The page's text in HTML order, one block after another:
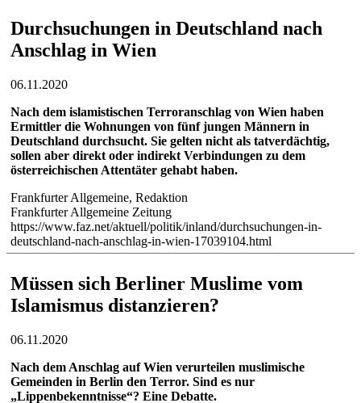
Durchsuchungen in Deutschland nach
Anschlag in Wien
06.11.2020
Nach dem islamistischen Terroranschlag von Wien haben
Ermittler die Wohnungen von fünf jungen Männern in
Deutschland durchsucht. Sie gelten nicht als tatverdächtig,
sollen aber direkt oder indirekt Verbindungen zu dem
österreichischen Attentäter gehabt haben.
Frankfurter Allgemeine, Redaktion
Frankfurter Allgemeine Zeitung
https://www.faz.net/aktuell/politik/inland/durchsuchungen-in-
deutschland-nach-anschlag-in-wien-17039104.html
Müssen sich Berliner Muslime vom
Islamismus distanzieren?
06.11.2020
Nach dem Anschlag auf Wien verurteilen muslimische
Gemeinden in Berlin den Terror. Sind es nur
„Lippenbekenntnisse“? Eine Debatte.